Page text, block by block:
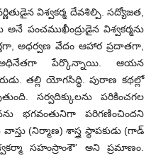
విశ్వకర్మ దేవశిల్పి. సద్యోజత,
పంచముఖీంద్రుడైన విశ్వకర్మను
అధర్వణ వేదం ఆహార ప్రదాతగా,
పేర్కొన్నాయి. ఆయన
తల్లి యోగసిద్ధి. పురాణ కథల్లో
సర్వదిక్కులను పరికించగల
భగవంతునిగా పరిగణించిందని
(నిర్మాణ) శాస్త్ర స్థాపకుడు (గాడ్‌
సహంస్రాంశౌ’ అని ప్రమాణం.